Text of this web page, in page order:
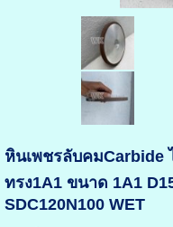
หินเพชรลับคมCarbide
ทรง1A1 ขนาด 1A1
SDC120N100 WET